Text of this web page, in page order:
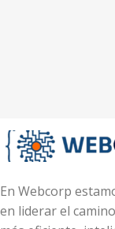
En Webcorp
en liderar el